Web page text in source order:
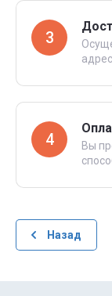
3
4
Вы
Назад